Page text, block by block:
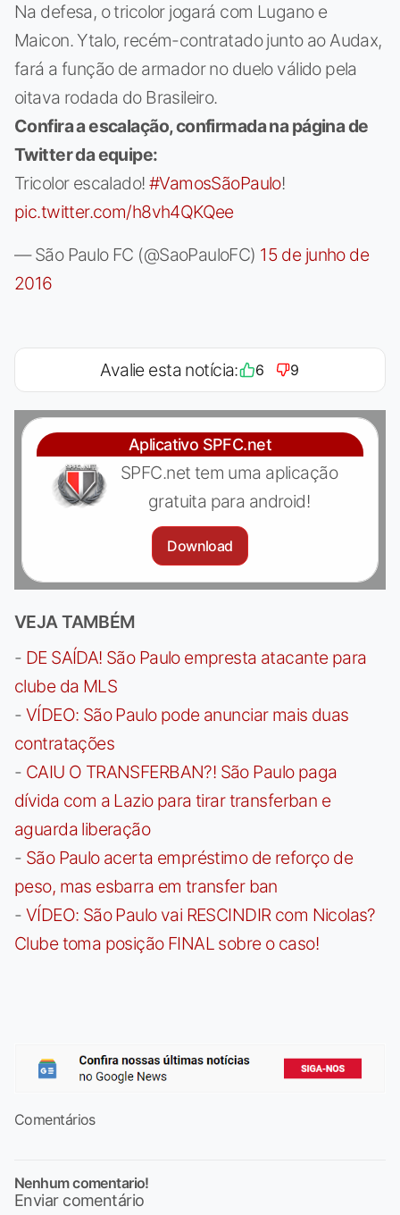
Na defesa, o tricolor jogará com Lugano e
Maicon. Ytalo, recém-contratado junto ao Audax,
fará a função de armador no duelo válido pela
oitava rodada do Brasileiro.
Confira a escalação, confirmada na página de
Twitter da equipe:
Tricolor escalado! #VamosSãoPaulo!
pic.twitter.com/h8vh4QKQee
— São Paulo FC (@SaoPauloFC) 15 de junho de
2016
Avalie esta notícia: 6 9
Aplicativo SPFC.net
SPFC.net tem uma aplicação
gratuita para android!
Download
VEJA TAMBÉM
- DE SAÍDA! São Paulo empresta atacante para
clube da MLS
- VÍDEO: São Paulo pode anunciar mais duas
contratações
- CAIU O TRANSFERBAN?! São Paulo paga
dívida com a Lazio para tirar transferban e
aguarda liberação
- São Paulo acerta empréstimo de reforço de
peso, mas esbarra em transfer ban
- VÍDEO: São Paulo vai RESCINDIR com Nicolas?
Clube toma posição FINAL sobre o caso!
Comentários
Nenhum comentario!
Enviar comentário